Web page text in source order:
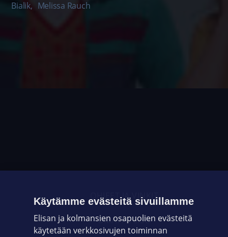
Bialik, Melissa Rauch
OHJEET JA VINKIT
OMAYHTEISÖ
Käytämme evästeitä sivuillamme
Elisan ja kolmansien osapuolien evästeitä
käytetään verkkosivujen toiminnan